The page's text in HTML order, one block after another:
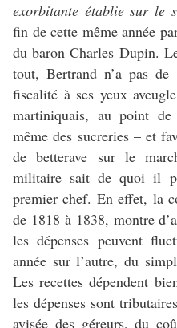
exorbitante établie sur le
fin de cette même année
du baron Charles Dupin.
tout, Bertrand n’a pas de
fiscalité à ses yeux
martiniquais, au point
même des sucreries – et
de betterave sur le
militaire sait de quoi il
premier chef. En effet, la
de 1818 à 1838, montre
les dépenses peuvent
année sur l’autre, du
Les recettes dépendent
les dépenses sont
avisée des géreurs, du